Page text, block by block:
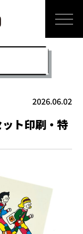
2026.06.02
ト印刷・特